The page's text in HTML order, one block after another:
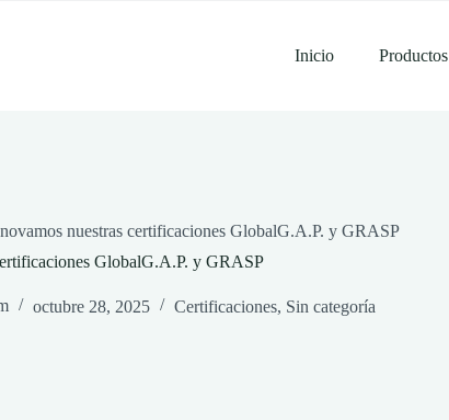
Inicio Productos
nuestras certificaciones GlobalG.A.P. y GRASP
GlobalG.A.P. y GRASP
octubre 28, 2025 Certificaciones, Sin categoría